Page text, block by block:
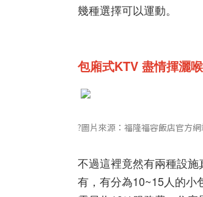
幾種選擇可以運動。
包廂式KTV 盡情揮灑
?圖片來源：福隆福容飯店官方
不過這裡竟然有兩種設
有，有分為10~15人的小